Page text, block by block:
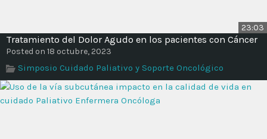
23:03
Tratamiento del Dolor Agudo en los pacientes con Cáncer
Posted on 18 octubre, 2023
Simposio Cuidado Paliativo y Soporte Oncológico